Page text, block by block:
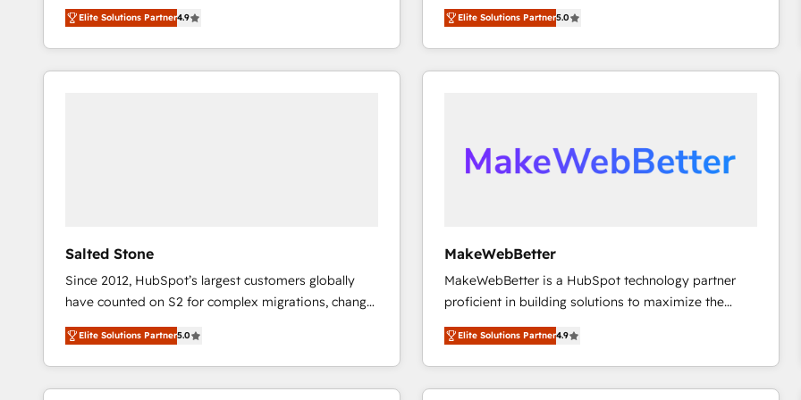
HubSpot大百科 出版 CRM・AI活用に関するご相談、現
HubSpot’s only Elite Partner with all 8 Accreditations
and a 3× Partner of the Year, New Breed turns
HubSpot into your engine for measurable, durable
growth.
North America. Avec plus de 115 experts en
marketing automation, Growth, Revops, CRM et
webdesign. Markentive is both a consulting firm, a
digital agency and an integrator. With over 115
Elite Solutions Partner4.9
growth. As a triple-accredited HubSpot Solutions
Partner, we specialize in both strategic RevOps
planning and hands-on technical execution - building
the operational foundation companies need to
we help: ✔️ Full HubSpot implementations and portal
optimization ✔️ Data migrations, CRM architecture,
based engagements and ongoing RevOps
partnerships, we guide organizations through the
revenue maturity model - delivering the right
improvements at the right time so operations
evolve strategically and sustainably as the business
grows.
Elite Solutions Partner5.0
Salted Stone
Since 2012, HubSpot’s largest customers globally
have counted on S2 for complex migrations, change
management, systems integration, and creative
solutions that deliver measurable impact and
transform brand experiences As one of the few full-
service creative agencies in the HubSpot
Elite Solutions Partner5.0
MakeWebBetter
MakeWebBetter is a HubSpot technology partner
proficient in building solutions to maximize the
operational efficiency of HubSpot. The fastest-
growing tech-enabler & facilitator, MakeWebBetter,
hands you the blend of HubSpot expertise &
eminent solutions & integrations. Trust us to
Elite Solutions Partner4.9